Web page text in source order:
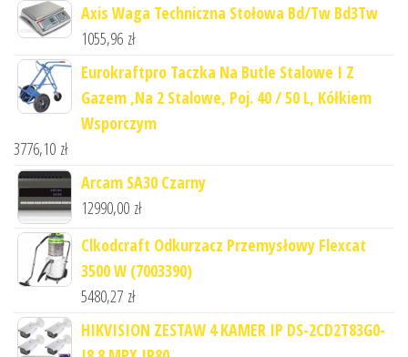
Axis Waga Techniczna Stołowa Bd/Tw Bd3Tw
1055,96 zł
Eurokraftpro Taczka Na Butle Stalowe I Z
Gazem ,Na 2 Stalowe, Poj. 40 / 50 L, Kółkiem
Wsporczym
3776,10 zł
Arcam SA30 Czarny
12990,00 zł
Clkodcraft Odkurzacz Przemysłowy Flexcat
3500 W (7003390)
5480,27 zł
HIKVISION ZESTAW 4 KAMER IP DS-2CD2T83G0-